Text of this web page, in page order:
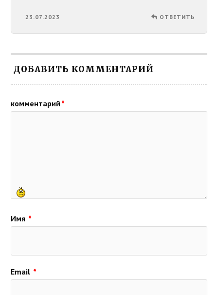
23.07.2023 ОТВЕТИТЬ
ДОБАВИТЬ КОММЕНТАРИЙ
комментарий *
Имя *
Email *